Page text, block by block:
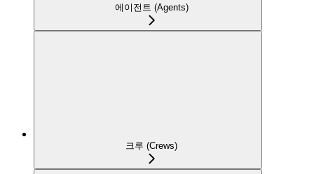
에이전트 (Agents)
크루 (Crews)